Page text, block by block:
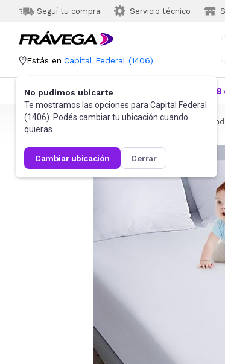
Seguí tu compra Servicio técnico
Estás en Capital Federal (1406)
No pudimos ubicarte
Te mostramos las opciones para Capital Federal
(1406). Podés cambiar tu ubicación cuando
quieras.
cambiar ubicación cerrar
Categorías Más Vendidos
Frávega Hogar Blanquería Ropa de cama